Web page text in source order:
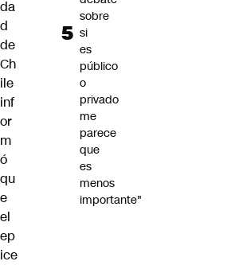
da
d
de
Ch
ile
inf
or
m
ó
qu
e
el
ep
ice
sobre
si
es
público
o
privado
me
parece
que
es
menos
importante"